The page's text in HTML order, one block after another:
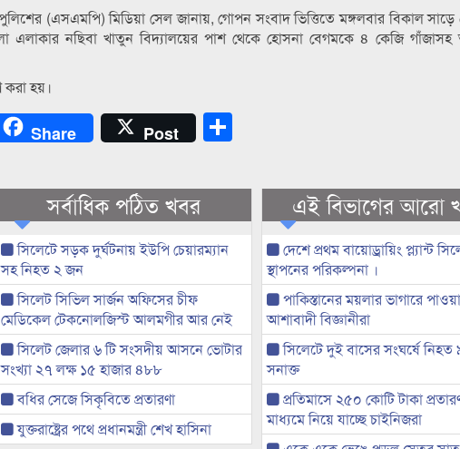
(এসএমপি) মিডিয়া সেল জানায়, গোপন সংবাদ ভিত্তিতে মঙ্গলবার বিকাল সাড়ে
এলাকার নছিবা খাতুন বিদ্যালয়ের পাশ থেকে হোসনা বেগমকে ৪ কেজি
করা হয়।
Share Post
সর্বাধিক পঠিত খবর
সিলেটে সড়ক দুর্ঘটনায় ইউপি চেয়ারম্যান
সহ নিহত ২ জন
সিলেট সিভিল সার্জন অফিসের চীফ
মেডিকেল টেকনোলজিস্ট আলমগীর আর নেই
সিলেট জেলার ৬ টি সংসদীয় আসনে ভোটার
সংখ্যা ২৭ লক্ষ ১৫ হাজার ৪৮৮
বধির সেজে সিকৃবিতে প্রতারণা
যুক্তরাষ্ট্রের পথে প্রধানমন্ত্রী শেখ হাসিনা
এই বিভাগের আরো
দেশে প্রথম বায়োড্রায়িং প্ল্যান্ট
স্থাপনের পরিকল্পনা ।
পাকিস্তানের ময়লার ভাগারে
আশাবাদী বিজ্ঞানীরা
সিলেটে দুই বাসের সংঘর্ষে নিহত
সনাক্ত
প্রতিমাসে ২৫০ কোটি টাকা
মাধ্যমে নিয়ে যাচ্ছে চাইনিজরা